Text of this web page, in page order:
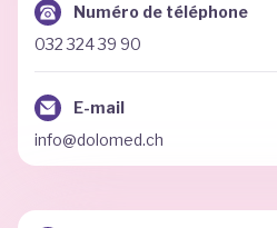
Numéro de téléphone
032 324 39 90
E-mail
info@dolomed.ch